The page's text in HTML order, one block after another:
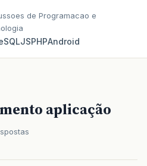
de Programacao e
SQLJSPHPAndroid
aplicação